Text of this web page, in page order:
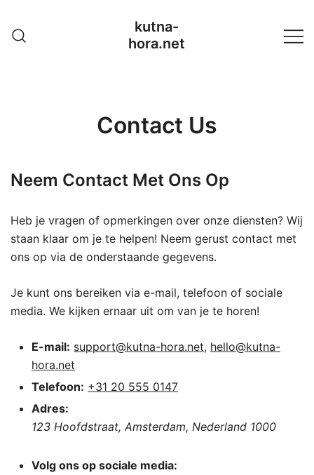
content
kutna-
hora.net
Contact Us
Neem Contact Met Ons Op
Heb je vragen of opmerkingen over onze diensten? Wij
staan klaar om je te helpen! Neem gerust contact met
ons op via de onderstaande gegevens.
Je kunt ons bereiken via e-mail, telefoon of sociale
media. We kijken ernaar uit om van je te horen!
E-mail: support@kutna-hora.net, hello@kutna-
hora.net
Telefoon: +31 20 555 0147
Adres:
123 Hoofdstraat, Amsterdam, Nederland 1000
Volg ons op sociale media: